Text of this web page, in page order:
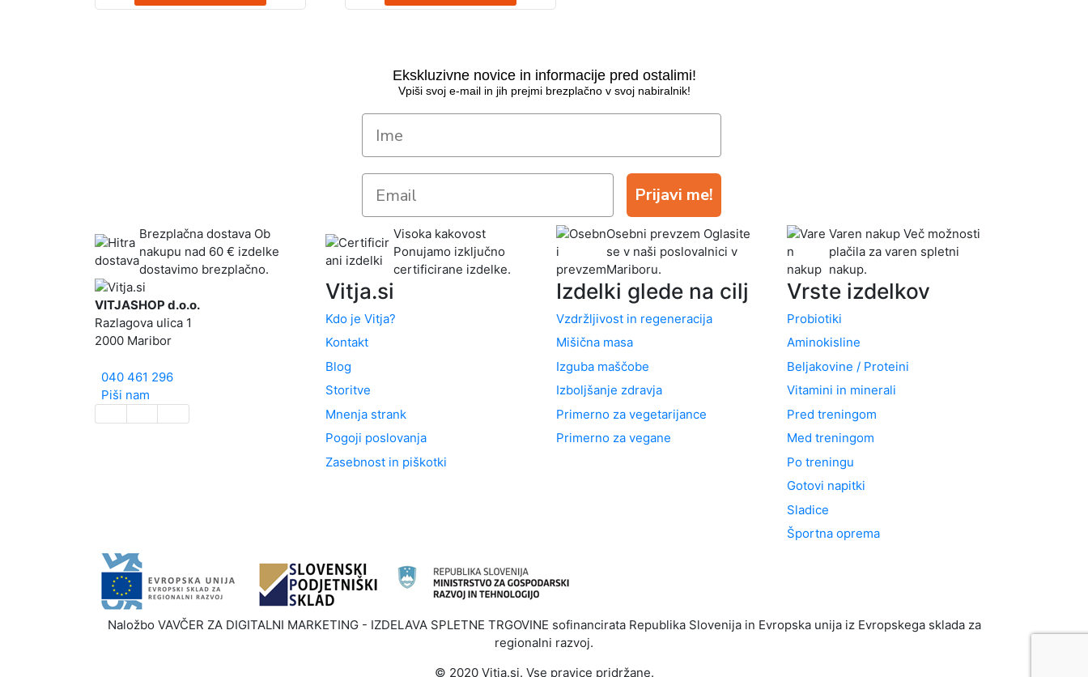
Ekskluzivne novice in informacije pred ostalimi!
Vpiši svoj e-mail in jih prejmi brezplačno v svoj nabiralnik!
Prijavi me!
Brezplačna dostava Ob
nakupu nad 60 € izdelke
dostavimo brezplačno.
Visoka kakovost
Ponujamo izključno
certificirane izdelke.
Osebni prevzem Oglasite
se v naši poslovalnici v
Mariboru.
Varen nakup Več možnosti
plačila za varen spletni
nakup.
VITJASHOP d.o.o.
Razlagova ulica 1
2000 Maribor
040 461 296
Piši nam
Vitja.si
Kdo je Vitja?
Kontakt
Blog
Storitve
Mnenja strank
Pogoji poslovanja
Zasebnost in piškotki
Izdelki glede na cilj
Vzdržljivost in regeneracija
Mišična masa
Izguba maščobe
Izboljšanje zdravja
Primerno za vegetarijance
Primerno za vegane
Vrste izdelkov
Probiotiki
Aminokisline
Beljakovine / Proteini
Vitamini in minerali
Pred treningom
Med treningom
Po treningu
Gotovi napitki
Sladice
Športna oprema
Naložbo VAVČER ZA DIGITALNI MARKETING - IZDELAVA SPLETNE TRGOVINE sofinancirata Republika Slovenija in Evropska unija iz Evropskega sklada za
regionalni razvoj.
© 2020 Vitja.si. Vse pravice pridržane.